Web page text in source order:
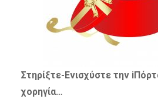
Στηρίξτε-Ενισχύστετην
χορηγία…